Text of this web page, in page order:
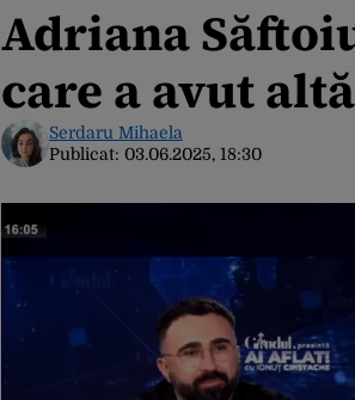
Adriana
care a avut
Serdaru Mihaela
Publicat: 03.06.2025, 18:30